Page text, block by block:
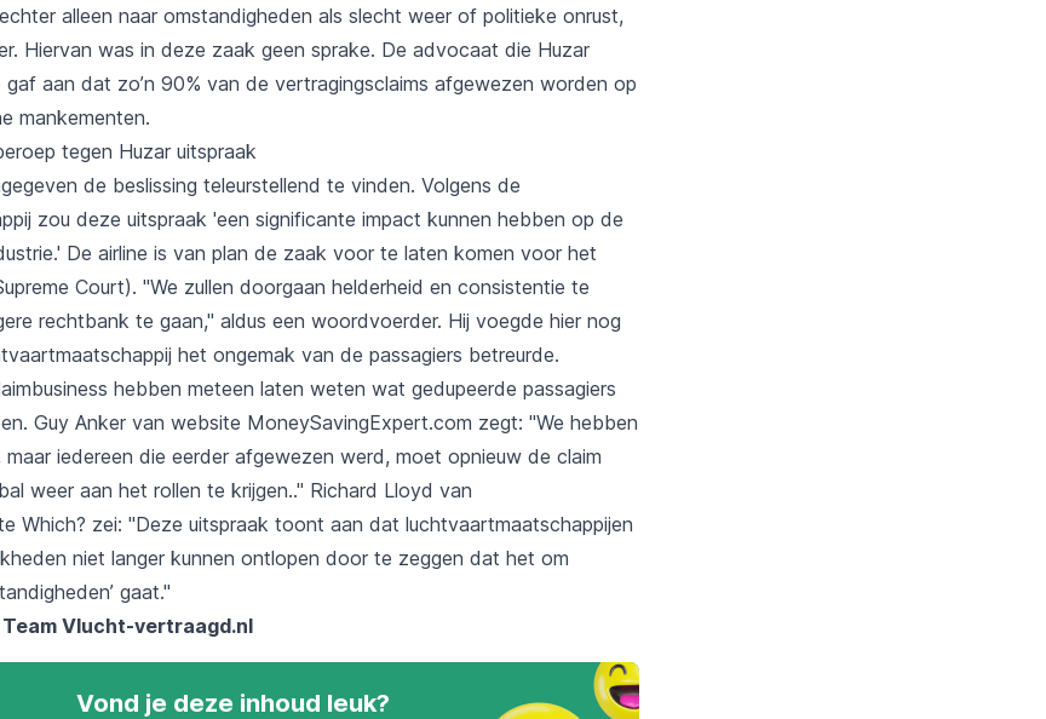
alleen naar omstandigheden als slecht weer of politieke onrust,
Hiervan was in deze zaak geen sprake. De advocaat die Huzar
aan dat zo’n 90% van de vertragingsclaims afgewezen worden op
mankementen.
tegen Huzar uitspraak
de beslissing teleurstellend te vinden. Volgens de
zou deze uitspraak 'een significante impact kunnen hebben op de
De airline is van plan de zaak voor te laten komen voor het
Court). "We zullen doorgaan helderheid en consistentie te
rechtbank te gaan," aldus een woordvoerder. Hij voegde hier nog
het ongemak van de passagiers betreurde.
hebben meteen laten weten wat gedupeerde passagiers
Guy Anker van website MoneySavingExpert.com zegt: "We hebben
maar iedereen die eerder afgewezen werd, moet opnieuw de claim
weer aan het rollen te krijgen.." Richard Lloyd van
Which? zei: "Deze uitspraak toont aan dat luchtvaartmaatschappijen
niet langer kunnen ontlopen door te zeggen dat het om
gaat."
Vlucht-vertraagd.nl
Vond je deze inhoud leuk?